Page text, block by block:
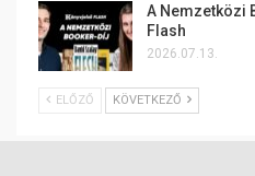
A Nemzetközi
Flash
2026.07.13.
ELŐZŐ KÖVETKEZŐ